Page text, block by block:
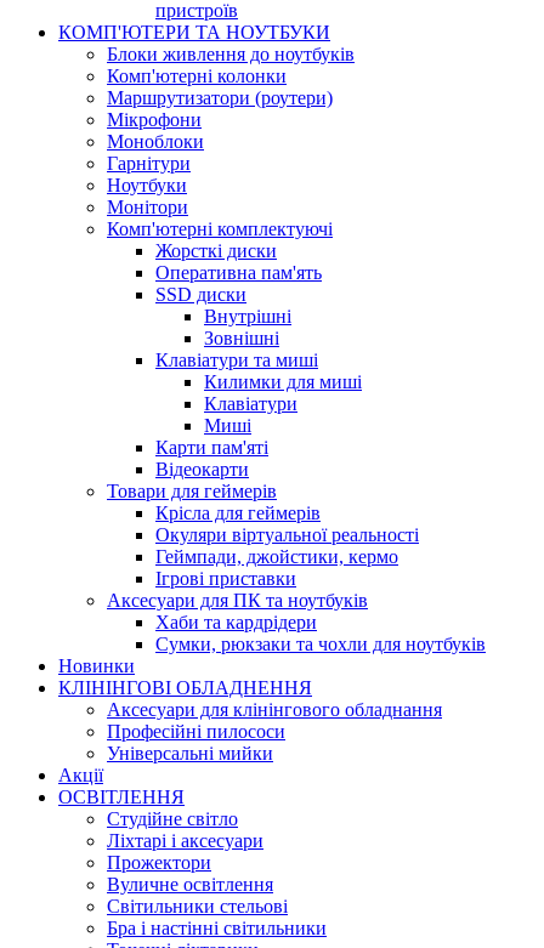
пристроїв
КОМП'ЮТЕРИ ТА НОУТБУКИ
Блоки живлення до ноутбуків
Комп'ютерні колонки
Маршрутизатори (роутери)
Мікрофони
Моноблоки
Гарнітури
Ноутбуки
Монітори
Комп'ютерні комплектуючі
Жорсткі диски
Оперативна пам'ять
SSD диски
Внутрішні
Зовнішні
Клавіатури та миші
Килимки для миші
Клавіатури
Миші
Карти пам'яті
Відеокарти
Товари для геймерів
Крісла для геймерів
Окуляри віртуальної реальності
Геймпади, джойстики, кермо
Ігрові приставки
Аксесуари для ПК та ноутбуків
Хаби та кардрідери
Сумки, рюкзаки та чохли для ноутбуків
Новинки
КЛІНІНГОВІ ОБЛАДНЕННЯ
Аксесуари для клінінгового обладнання
Професійні пилососи
Універсальні мийки
Акції
ОСВІТЛЕННЯ
Студійне світло
Ліхтарі і аксесуари
Прожектори
Вуличне освітлення
Світильники стельові
Бра і настінні світильники